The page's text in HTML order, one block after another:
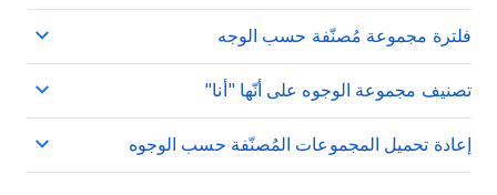
فلترة مجموعة مُصنّفة حسب الوجه
تصنيف مجموعة الوجوه على أنّها "أنا"
إعادة تحميل المجموعات المُصنّفة حسب الوجوه